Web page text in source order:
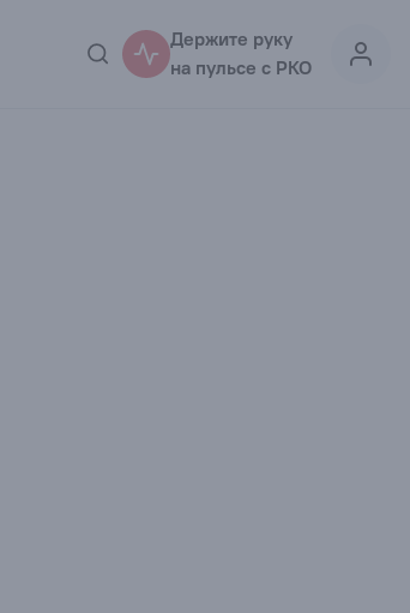
Держите руку
на пульсе с РКО